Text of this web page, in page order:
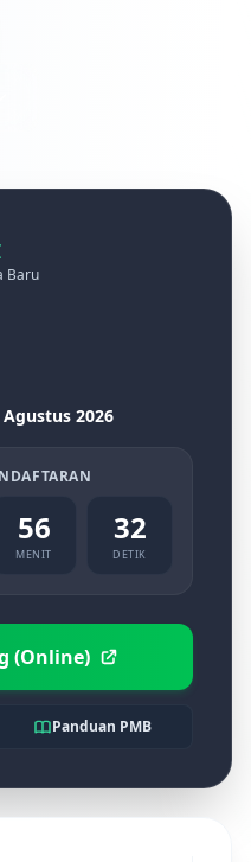
Baru
Agustus 2026
56
MENIT
30
DETIK
(Online)
Panduan PMB